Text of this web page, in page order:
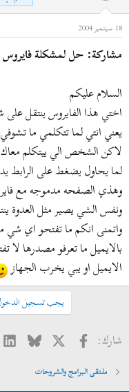
18 سبتمبر 2004
مشاركة: حل لمشكلة فايروس
السلام عليكم
اختي هذا الفايروس ينتقل
يعني انتي لما تتكلمي ما
لاكن الشخص الي ييتكلم
لما يحاول يضغط على
وهذي الصفحه مدموجه مع
ونفس الشي يصير مثل
واتمنى انكم ما تفتحو اي شي
بالايميل ما تعرفو مصدرها
الايميل او يبي يخرب الجهاز
يجب تسجيل
شارك: فيسبوك
X
Bluesky
ملتقى البرامج والشروحات